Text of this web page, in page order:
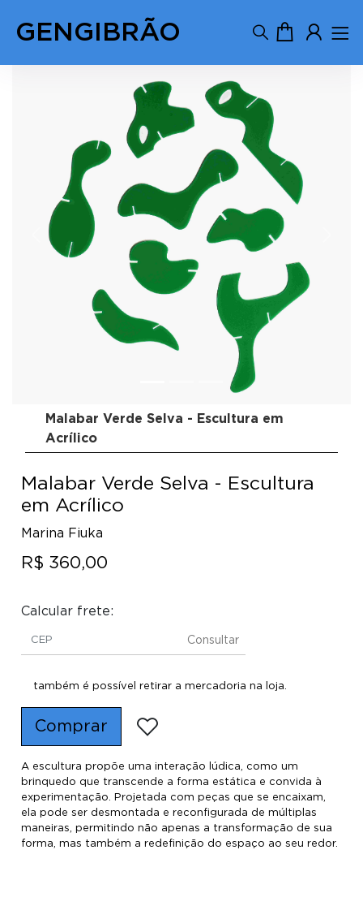
GENGIBRÃO
Previous
Malabar Verde Selva - Escultura em
Acrílico
Malabar Verde Selva - Escultura
em Acrílico
Marina Fiuka
R$ 360,00
Calcular frete:
Consultar
também é possível retirar a mercadoria na loja.
Comprar
A escultura propõe uma interação lúdica, como um
brinquedo que transcende a forma estática e convida à
experimentação. Projetada com peças que se encaixam,
ela pode ser desmontada e reconfigurada de múltiplas
maneiras, permitindo não apenas a transformação de sua
forma, mas também a redefinição do espaço ao seu redor.